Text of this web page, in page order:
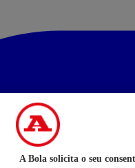
A Bola solicita o seu